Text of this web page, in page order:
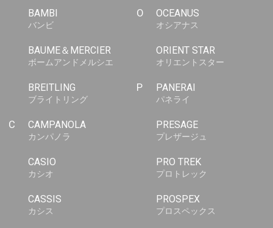
BAMBI
バンビ
BAUME＆MERCIER
ボームアンドメルシエ
BREITLING
ブライトリング
C CAMPANOLA
カンパノラ
CASIO
カシオ
CASSIS
カシス
O OCEANUS
オシアナス
ORIENT STAR
オリエントスター
P PANERAI
パネライ
PRESAGE
プレザージュ
PRO TREK
プロトレック
PROSPEX
プロスペックス